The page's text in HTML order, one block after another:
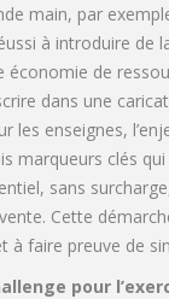
main, par
à introduire de
économie de
dans une
les enseignes,
marqueurs clés
sans
Cette
à faire preuve de
pour